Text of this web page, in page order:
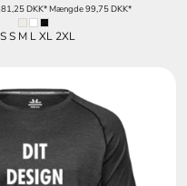
DKK*Mængde99,75DKK*
S M L XL 2XL